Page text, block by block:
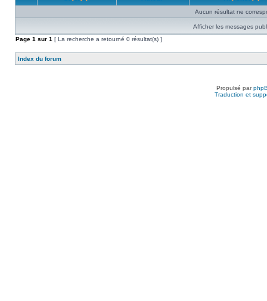
Aucun résultat ne
Afficher les messages
Page 1 sur 1 [ La recherche a retourné 0 résultat(s) ]
Index du forum
Propulsé par
Traduction et